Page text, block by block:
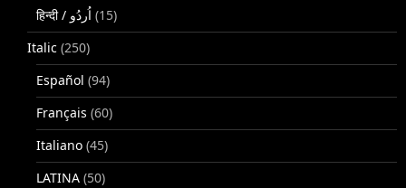
(15)
Italic (250)
Español (94)
Français (60)
Italiano (45)
LATINA (50)